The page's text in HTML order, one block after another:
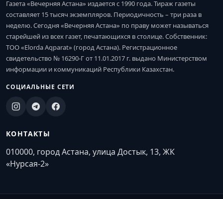
Газета «Вечерняя Астана» издается с 1990 года. Тираж газеты
составляет 15 тысяч экземпляров. Периодичность – три раза в
неделю. Сегодня «Вечерняя Астана» по праву может называться
старейшей из всех газет, печатающихся в столице. Собственник:
ТОО «Elorda Aqparat» (город Астана). Регистрационное
свидетельство № 16290-Г от 11.01.2017 г. выдано Министерством
информации и коммуникаций Республики Казахстан.
СОЦИАЛЬНЫЕ СЕТИ
КОНТАКТЫ
010000, город Астана, улица Достык, 13, ЖК
«Нурсая-2»